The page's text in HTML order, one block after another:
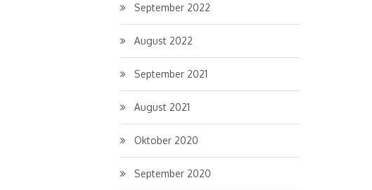
September 2022
August 2022
September 2021
August 2021
Oktober 2020
September 2020